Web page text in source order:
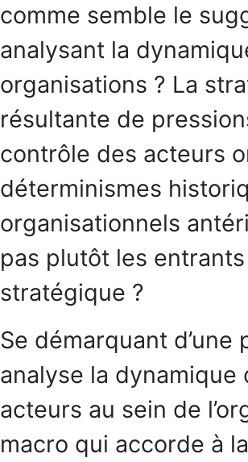
comme semble le
analysant la
organisations ? La
résultante de
contrôle des acteurs
déterminismes
organisationnels
pas plutôt les
stratégique ?
Se démarquant d’une
analyse la
acteurs au sein de
macro qui accorde à